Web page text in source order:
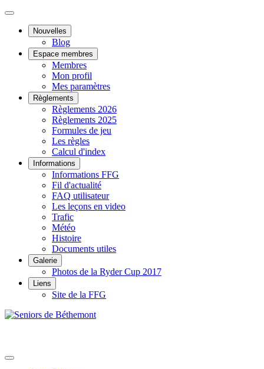
Nouvelles
Blog
Espace membres
Membres
Mon profil
Mes paramètres
Règlements
Règlements 2026
Règlements 2025
Formules de jeu
Les règles
Calcul d'index
Informations
Informations FFG
Fil d'actualité
FAQ utilisateur
Les leçons en video
Trafic
Météo
Histoire
Documents utiles
Galerie
Photos de la Ryder Cup 2017
Liens
Site de la FFG